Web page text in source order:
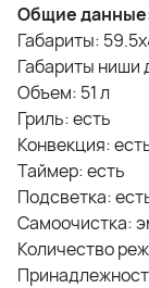
Общие
Габариты:
Габариты ниши
Объем: 51 л
Гриль: есть
Конвекция:
Таймер: есть
Подсветка:
Самоочистка:
Количество